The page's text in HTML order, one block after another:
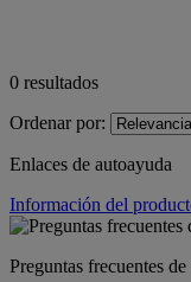
0 resultados
Ordenar por:
Enlaces de autoayuda
Información del
Preguntas frecuentes